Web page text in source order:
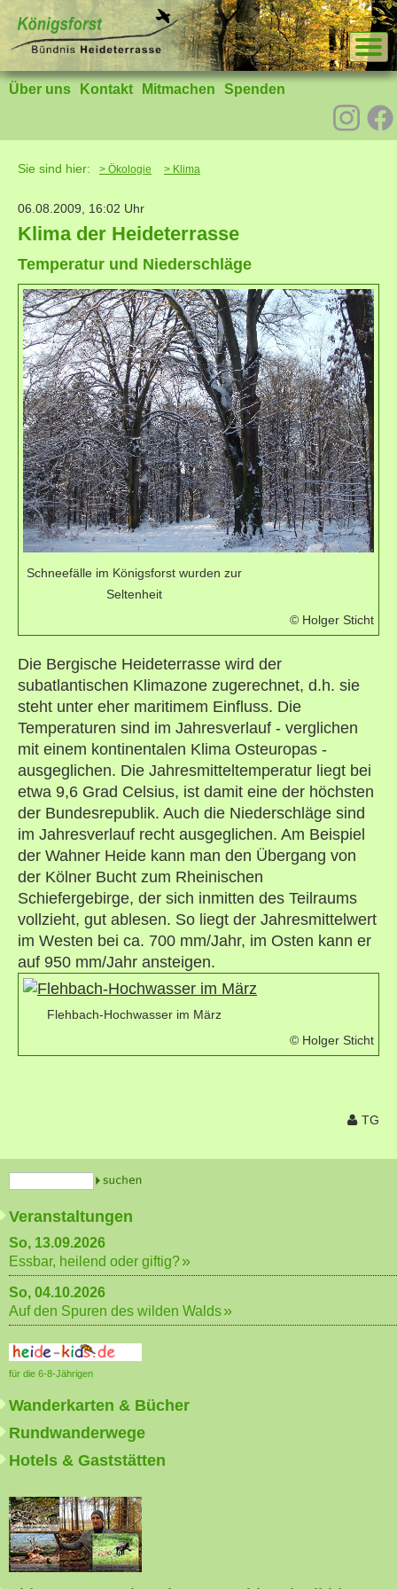
Über uns Kontakt Mitmachen Spenden
Sie sind hier: > Ökologie > Klima
06.08.2009, 16:02 Uhr
Klima der Heideterrasse
Temperatur und Niederschläge
Schneefälle im Königsforst wurden zur
Seltenheit
© Holger Sticht
Die Bergische Heideterrasse wird der
subatlantischen Klimazone zugerechnet, d.h. sie
steht unter eher maritimem Einfluss. Die
Temperaturen sind im Jahresverlauf - verglichen
mit einem kontinentalen Klima Osteuropas -
ausgeglichen. Die Jahresmitteltemperatur liegt bei
etwa 9,6 Grad Celsius, ist damit eine der höchsten
der Bundesrepublik. Auch die Niederschläge sind
im Jahresverlauf recht ausgeglichen. Am Beispiel
der Wahner Heide kann man den Übergang von
der Kölner Bucht zum Rheinischen
Schiefergebirge, der sich inmitten des Teilraums
vollzieht, gut ablesen. So liegt der Jahresmittelwert
im Westen bei ca. 700 mm/Jahr, im Osten kann er
auf 950 mm/Jahr ansteigen.
Flehbach-Hochwasser im März
© Holger Sticht
TG
Veranstaltungen
So, 13.09.2026
Essbar, heilend oder giftig?
So, 04.10.2026
Auf den Spuren des wilden Walds
für die 6-8-Jährigen
Wanderkarten & Bücher
Rundwanderwege
Hotels & Gaststätten